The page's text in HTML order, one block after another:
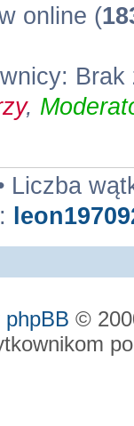
online (
,
Liczba
phpBB ©